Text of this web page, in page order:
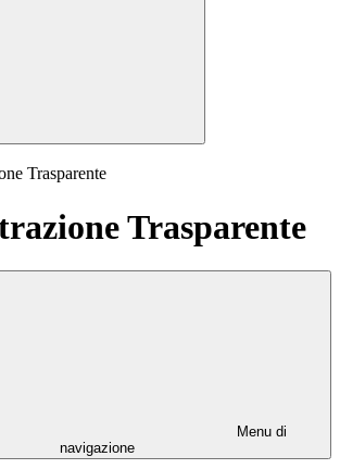
Trasparente
Trasparente
Menu di
navigazione